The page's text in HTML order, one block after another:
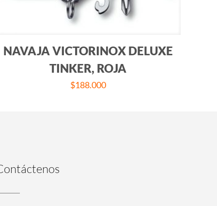
NAVAJA VICTORINOX DELUXE
TINKER, ROJA
$188.000